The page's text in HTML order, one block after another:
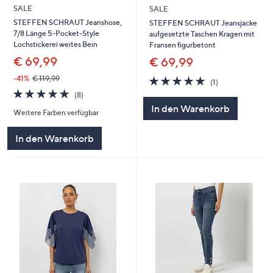
SALE
STEFFEN SCHRAUT Jeanshose,
7/8 Länge 5-Pocket-Style
Lochstickerei weites Bein
€ 69,99
-41% € 119,99
5.0
von
5
(8)8
Weitere Farben verfügbar
In den Warenkorb
SALE
STEFFEN SCHRAUT Jeansjacke
aufgesetzte Taschen Kragen mit
Fransen figurbetont
€ 69,99
5.0
von
(1)
In den Warenkorb